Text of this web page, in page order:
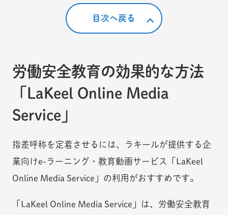
目次へ戻る
労働安全教育の効果的な方法
「LaKeel Online Media
Service」
指差呼称を定着させるには、ラキールが提供する企
業向けe-ラーニング・教育動画サービス「LaKeel
Online Media Service」の利用がおすすめです。
「LaKeel Online Media Service」は、労働安全教育